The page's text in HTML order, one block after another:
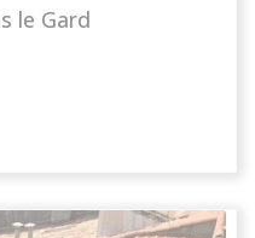
le Gard